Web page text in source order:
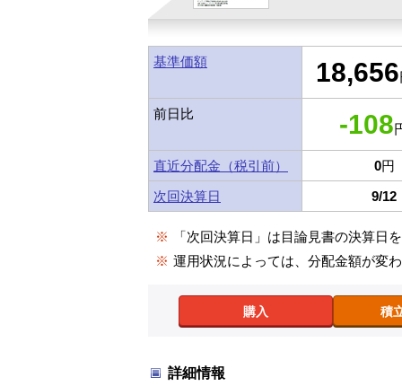
基準価額 18,656
前日比 -108
直近分配金（税引前） 0円
次回決算日
9/12
※
「次回決算日」は目論見書の決算日
※ 運用状況によっては、分配金額が変
購入 積
詳細情報